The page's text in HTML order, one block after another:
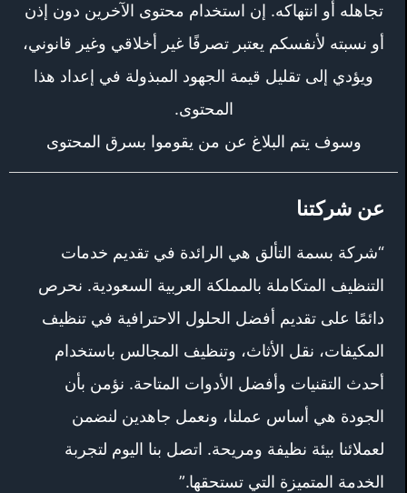
تجاهله أو انتهاكه. إن استخدام محتوى الآخرين دون إذن
أو نسبته لأنفسكم يعتبر تصرفًا غير أخلاقي وغير قانوني،
ويؤدي إلى تقليل قيمة الجهود المبذولة في إعداد هذا
المحتوى.
وسوف يتم البلاغ عن من يقوموا بسرق المحتوى
عن شركتنا
“شركة بسمة التألق هي الرائدة في تقديم خدمات
التنظيف المتكاملة بالمملكة العربية السعودية. نحرص
دائمًا على تقديم أفضل الحلول الاحترافية في تنظيف
المكيفات، نقل الأثاث، وتنظيف المجالس باستخدام
أحدث التقنيات وأفضل الأدوات المتاحة. نؤمن بأن
الجودة هي أساس عملنا، ونعمل جاهدين لنضمن
لعملائنا بيئة نظيفة ومريحة. اتصل بنا اليوم لتجربة
الخدمة المتميزة التي تستحقها.”